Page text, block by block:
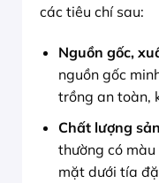
các tiêu chí sau:
Nguồn gốc,
nguồn gốc
trồng an toàn,
Chất lượng
thường có
mặt dưới tía